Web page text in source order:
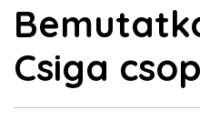
Csiga